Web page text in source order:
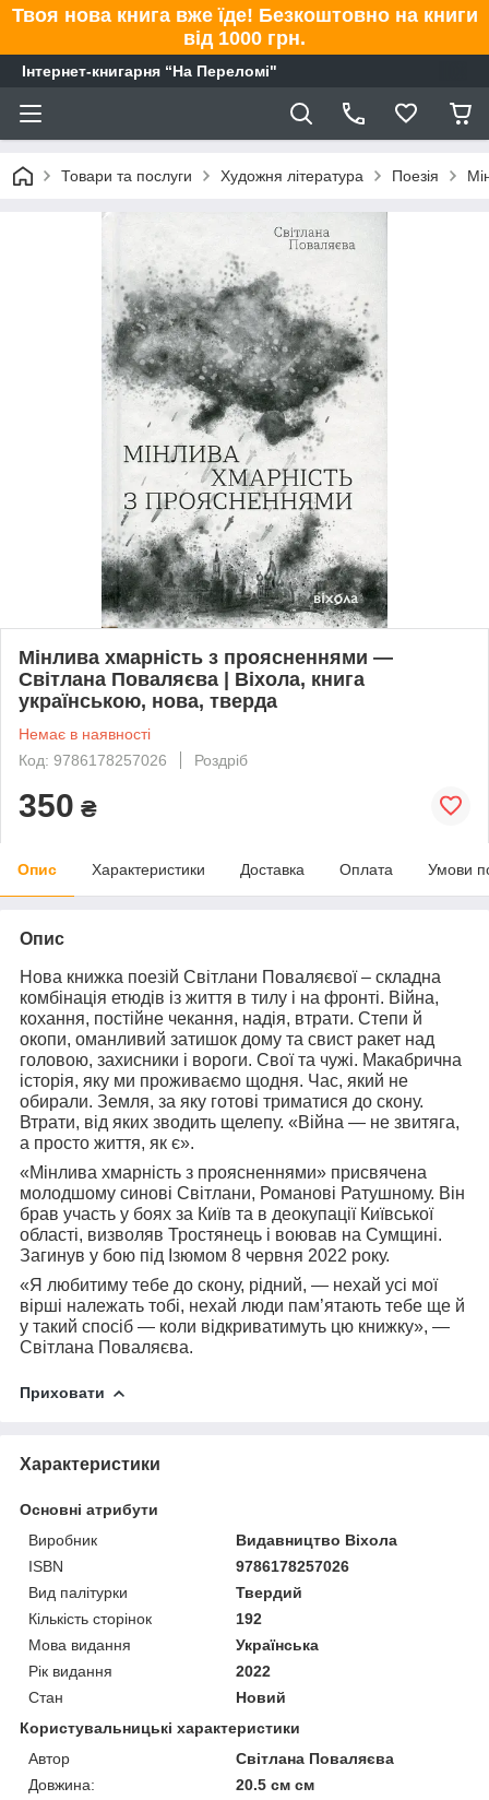
Твоя нова книга вже їде! Безкоштовно на книги
від 1000 грн.
Інтернет-книгарня “На Переломі"
Товари та послуги Художня література Поезія
Мінлива хмарність з проясненнями —
Світлана Поваляєва | Віхола, книга
українською, нова, тверда
Немає в наявності
Код: 9786178257026
Роздріб
350 ₴
Опис Характеристики Доставка Оплата Умови
Опис
Нова книжка поезій Світлани Поваляєвої – складна
комбінація етюдів із життя в тилу і на фронті. Війна,
кохання, постійне чекання, надія, втрати. Степи й
окопи, оманливий затишок дому та свист ракет над
головою, захисники і вороги. Свої та чужі. Макабрична
історія, яку ми проживаємо щодня. Час, який не
обирали. Земля, за яку готові триматися до скону.
Втрати, від яких зводить щелепу. «Війна — не звитяга,
а просто життя, як є».
«Мінлива хмарність з проясненнями» присвячена
молодшому синові Світлани, Романові Ратушному. Він
брав участь у боях за Київ та в деокупації Київської
області, визволяв Тростянець і воював на Сумщині.
Загинув у бою під Ізюмом 8 червня 2022 року.
«Я любитиму тебе до скону, рідний, — нехай усі мої
вірші належать тобі, нехай люди пам’ятають тебе ще й
у такий спосіб — коли відкриватимуть цю книжку», —
Світлана Поваляєва.
Приховати
Характеристики
Основні атрибути
Виробник
Видавництво Віхола
ISBN
9786178257026
Вид палітурки
Твердий
Кількість сторінок
192
Мова видання
Українська
Рік видання
2022
Стан
Новий
Користувальницькі характеристики
Автор
Світлана Поваляєва
Довжина:
20.5 см см